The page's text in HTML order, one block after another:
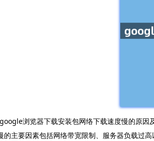
浏览器下载安装包网络下载速度慢的原因
的主要因素包括网络带宽限制、服务器负载过